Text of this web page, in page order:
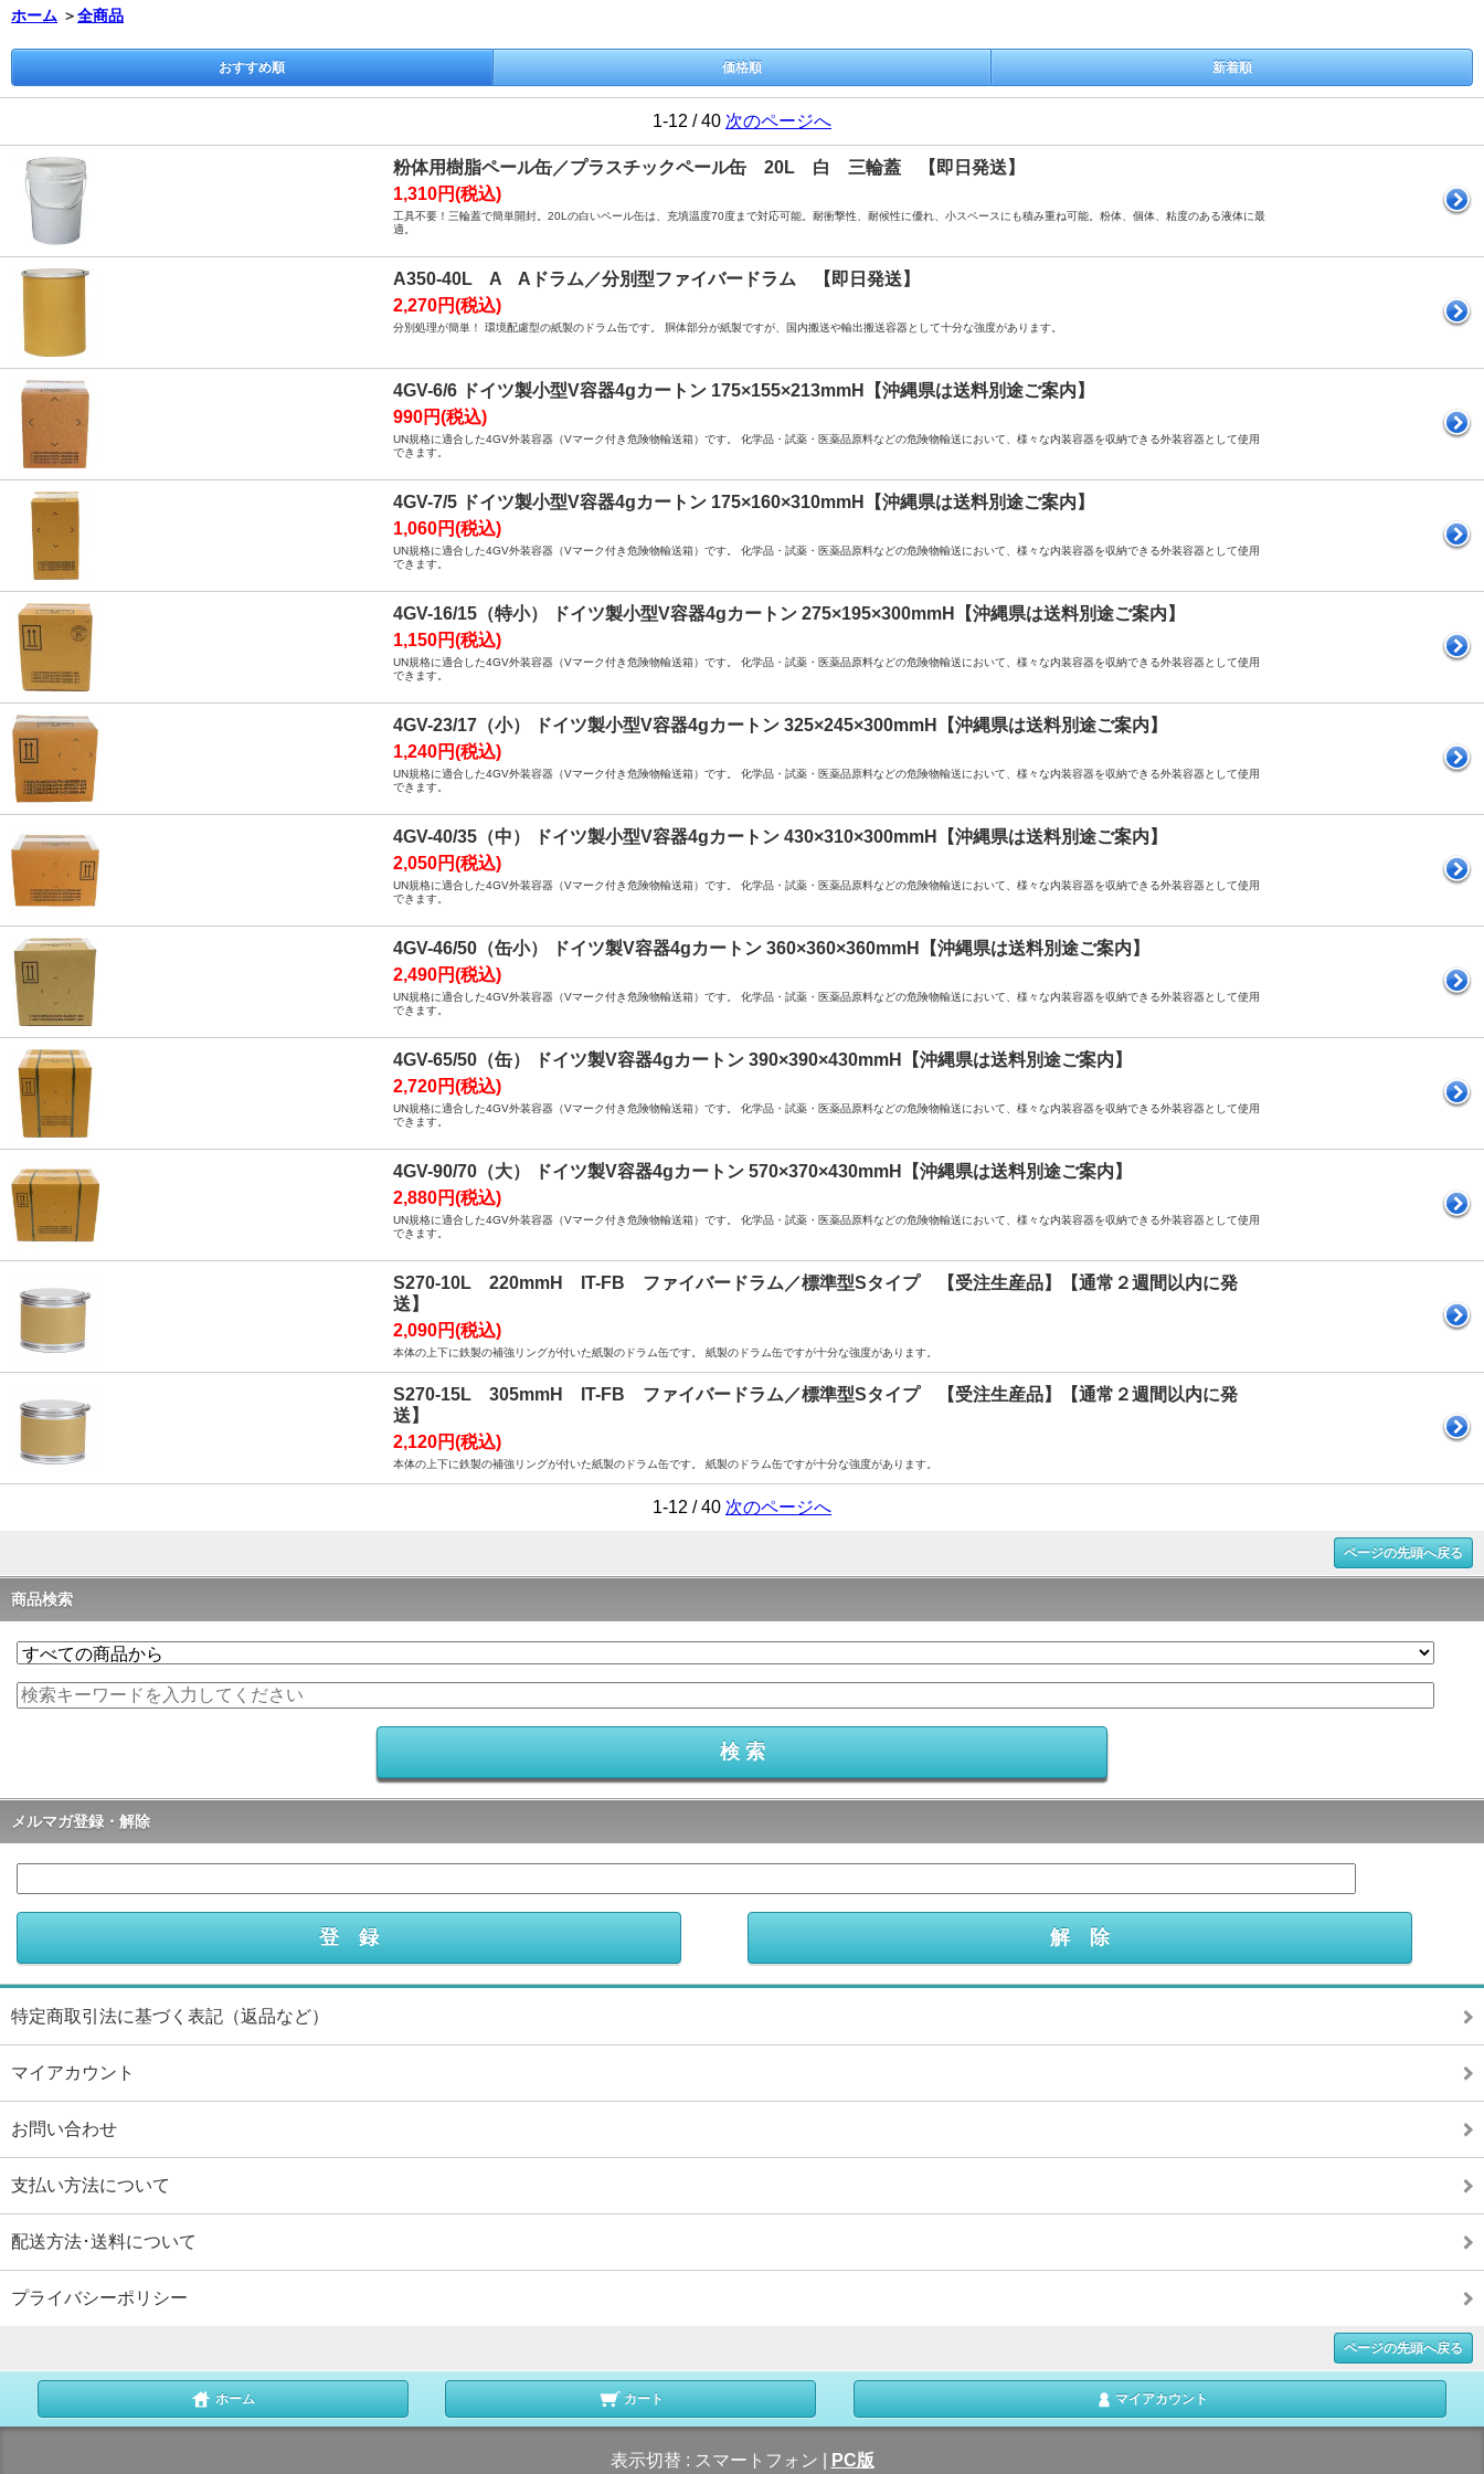
ホーム ＞全商品
おすすめ順 価格順 新着順
1-12 / 40 次のページへ
粉体用樹脂ペール缶／プラスチックペール缶 20L 白 三輪蓋 【即日発送】
1,310円(税込)
工具不要！三輪蓋で簡単開封。20Lの白いペール缶は、充填温度70度まで対応可能。耐衝撃性、耐候性に優れ、小スペースにも積み重ね可能。粉体、個体、粘度のある液体に最
適。
A350-40L A Aドラム／分別型ファイバードラム 【即日発送】
2,270円(税込)
分別処理が簡単！ 環境配慮型の紙製のドラム缶です。 胴体部分が紙製ですが、国内搬送や輸出搬送容器として十分な強度があります。
4GV-6/6 ドイツ製小型V容器4gカートン 175×155×213mmH【沖縄県は送料別途ご案内】
990円(税込)
UN規格に適合した4GV外装容器（Vマーク付き危険物輸送箱）です。 化学品・試薬・医薬品原料などの危険物輸送において、様々な内装容器を収納できる外装容器として使用
できます。
4GV-7/5 ドイツ製小型V容器4gカートン 175×160×310mmH【沖縄県は送料別途ご案内】
1,060円(税込)
UN規格に適合した4GV外装容器（Vマーク付き危険物輸送箱）です。 化学品・試薬・医薬品原料などの危険物輸送において、様々な内装容器を収納できる外装容器として使用
できます。
4GV-16/15（特小） ドイツ製小型V容器4gカートン 275×195×300mmH【沖縄県は送料別途ご案内】
1,150円(税込)
UN規格に適合した4GV外装容器（Vマーク付き危険物輸送箱）です。 化学品・試薬・医薬品原料などの危険物輸送において、様々な内装容器を収納できる外装容器として使用
できます。
4GV-23/17（小） ドイツ製小型V容器4gカートン 325×245×300mmH【沖縄県は送料別途ご案内】
1,240円(税込)
UN規格に適合した4GV外装容器（Vマーク付き危険物輸送箱）です。 化学品・試薬・医薬品原料などの危険物輸送において、様々な内装容器を収納できる外装容器として使用
できます。
4GV-40/35（中） ドイツ製小型V容器4gカートン 430×310×300mmH【沖縄県は送料別途ご案内】
2,050円(税込)
UN規格に適合した4GV外装容器（Vマーク付き危険物輸送箱）です。 化学品・試薬・医薬品原料などの危険物輸送において、様々な内装容器を収納できる外装容器として使用
できます。
4GV-46/50（缶小） ドイツ製V容器4gカートン 360×360×360mmH【沖縄県は送料別途ご案内】
2,490円(税込)
UN規格に適合した4GV外装容器（Vマーク付き危険物輸送箱）です。 化学品・試薬・医薬品原料などの危険物輸送において、様々な内装容器を収納できる外装容器として使用
できます。
4GV-65/50（缶） ドイツ製V容器4gカートン 390×390×430mmH【沖縄県は送料別途ご案内】
2,720円(税込)
UN規格に適合した4GV外装容器（Vマーク付き危険物輸送箱）です。 化学品・試薬・医薬品原料などの危険物輸送において、様々な内装容器を収納できる外装容器として使用
できます。
4GV-90/70（大） ドイツ製V容器4gカートン 570×370×430mmH【沖縄県は送料別途ご案内】
2,880円(税込)
UN規格に適合した4GV外装容器（Vマーク付き危険物輸送箱）です。 化学品・試薬・医薬品原料などの危険物輸送において、様々な内装容器を収納できる外装容器として使用
できます。
S270-10L 220mmH IT-FB ファイバードラム／標準型Sタイプ 【受注生産品】【通常２週間以内に発
送】
2,090円(税込)
本体の上下に鉄製の補強リングが付いた紙製のドラム缶です。 紙製のドラム缶ですが十分な強度があります。
S270-15L 305mmH IT-FB ファイバードラム／標準型Sタイプ 【受注生産品】【通常２週間以内に発
送】
2,120円(税込)
本体の上下に鉄製の補強リングが付いた紙製のドラム缶です。 紙製のドラム缶ですが十分な強度があります。
1-12 / 40 次のページへ
ページの先頭へ戻る
商品検索
メルマガ登録・解除
特定商取引法に基づく表記（返品など）
マイアカウント
お問い合わせ
支払い方法について
配送方法･送料について
プライバシーポリシー
ページの先頭へ戻る
ホーム カート マイアカウント
表示切替 : スマートフォン PC版